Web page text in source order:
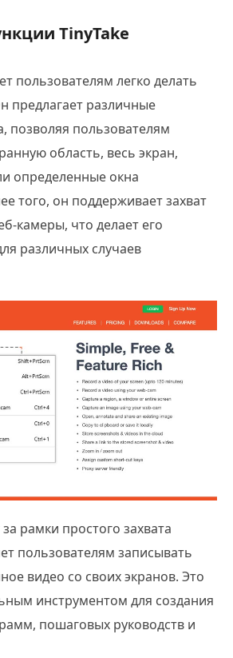
TinyTake
пользователям легко делать
предлагает различные
позволяя пользователям
область, весь экран,
определенные окна
того, он поддерживает захват
камеры, что делает его
различных случаев
рамки простого захвата
пользователям записывать
видео со своих экранов. Это
инструментом для создания
пошаговых руководств и